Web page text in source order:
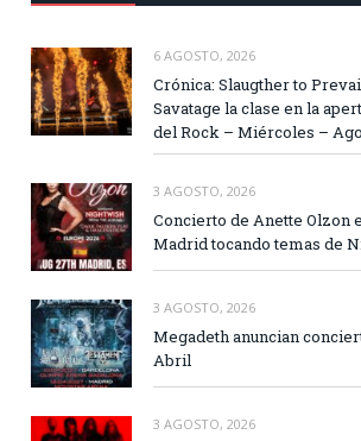
6 AGOSTO, 2026
Crónica: Slaugther to
Savatage la clase en la
del Rock – Miércoles –
3 AGOSTO, 2026
Concierto de Anette Olzon
Madrid tocando temas de
3 AGOSTO, 2026
Megadeth anuncian
Abril
3 AGOSTO, 2026